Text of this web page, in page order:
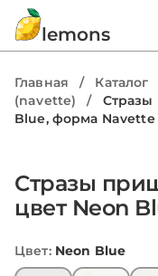
lemons
Главная / Каталог
(navette)
/
Стразы
Blue, форма Navette
Стразы
цвет Neon
Цвет: Neon Blue